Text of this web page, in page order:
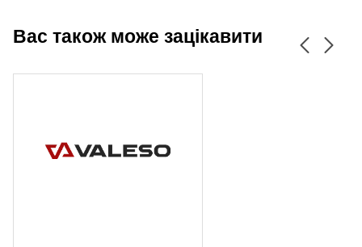
Вас також може зацікавити